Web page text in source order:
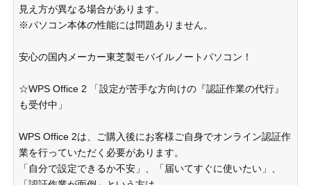
見え方が異なる場合があります。
※パソコン本体の性能には問題ありません。
安心の国内メーカー東芝製モバイルノートパソコン！
☆WPS Office 2 「設定が苦手な方向けの『認証作業の代行』
も受付中」
WPS Office 2は、ご購入後にお客様ご自身でオンライン認証作
業を行っていただく必要があります。
「自分で設定できるか不安」、「届いてすぐに使いたい」、